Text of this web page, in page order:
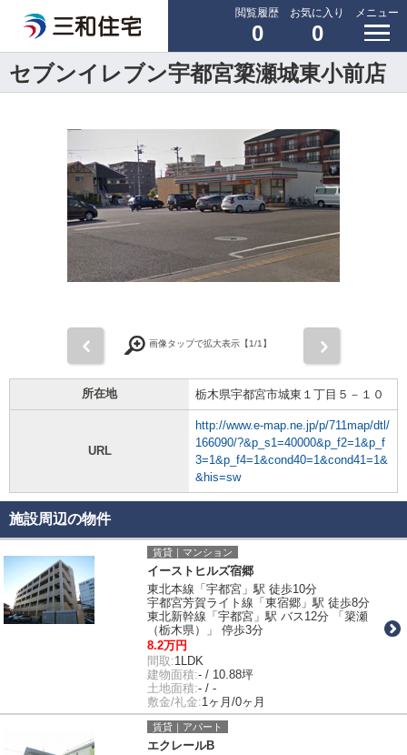
閲覧履歴
0
お気に入り
0
メニュー
セブンイレブン宇都宮簗瀬城東小前店
画像タップで拡大表示【1/1】
所在地 栃木県宇都宮市城東１丁目５－１０
URL
http://www.e-map.ne.jp/p/711map/dtl/
166090/?&p_s1=40000&p_f2=1&p_f
3=1&p_f4=1&cond40=1&cond41=1&
&his=sw
施設周辺の物件
賃貸｜マンション
イーストヒルズ宿郷
東北本線「宇都宮」駅 徒歩10分
宇都宮芳賀ライト線「東宿郷」駅 徒歩8分
東北新幹線「宇都宮」駅 バス12分 「簗瀬
（栃木県）」 停歩3分
8.2万円
間取:1LDK
建物面積:- / 10.88坪
土地面積:- / -
敷金/礼金:1ヶ月/0ヶ月
賃貸｜アパート
エクレールB